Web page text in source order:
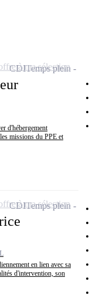
d'hébergement
missions du PPE et
CDITemps plein
à ma sélection
en lien avec sa
d'intervention, son
CDITemps plein
à ma sélection